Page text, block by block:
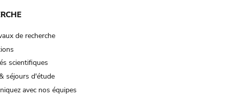
de recherche
scientifiques
séjours d'étude
avec nos équipes